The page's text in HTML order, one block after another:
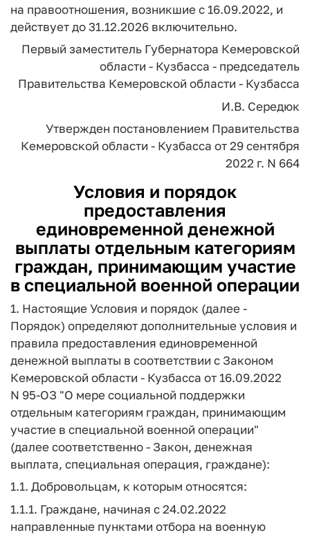
на правоотношения, возникшие с 16.09.2022, и
действует до 31.12.2026 включительно.
Первый заместитель Губернатора Кемеровской
области - Кузбасса - председатель
Правительства Кемеровской области - Кузбасса
И.В. Середюк
Утвержден постановлением Правительства
Кемеровской области - Кузбасса от 29 сентября
2022 г. N 664
Условия и порядок
предоставления
единовременной денежной
выплаты отдельным категориям
граждан, принимающим участие
в специальной военной операции
1. Настоящие Условия и порядок (далее -
Порядок) определяют дополнительные условия и
правила предоставления единовременной
денежной выплаты в соответствии с Законом
Кемеровской области - Кузбасса от 16.09.2022
N 95-ОЗ "О мере социальной поддержки
отдельным категориям граждан, принимающим
участие в специальной военной операции"
(далее соответственно - Закон, денежная
выплата, специальная операция, граждане):
1.1. Добровольцам, к которым относятся:
1.1.1. Граждане, начиная с 24.02.2022
направленные пунктами отбора на военную